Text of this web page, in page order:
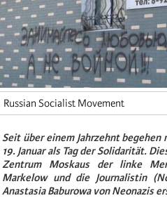
Russian Socialist Movement
Seit über einem Jahrzehnt
19. Januar als Tag der Solidarität.
Zentrum Moskaus der linke
Markelow und die Journalistin
Anastasia Baburowa von Neonazis